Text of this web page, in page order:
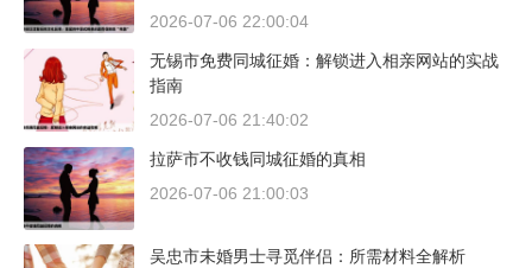
2026-07-06 22:00:04
无锡市免费同城征婚：解锁进入相亲网站的实战
指南
2026-07-06 21:40:02
拉萨市不收钱同城征婚的真相
2026-07-06 21:00:03
吴忠市未婚男士寻觅伴侣：所需材料全解析